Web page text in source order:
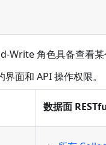
Write 角色具备查看
面和 API 操作权限。
数据面